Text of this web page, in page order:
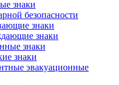
знаки
безопасности
знаки
знаки
знаки
знаки
эвакуационные